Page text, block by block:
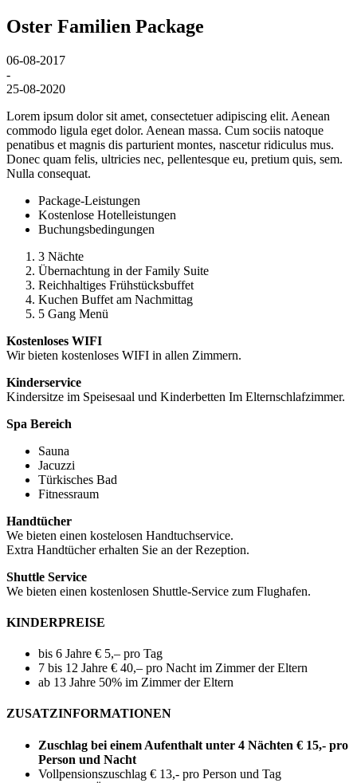
Oster Familien Package
06-08-2017
-
25-08-2020
Lorem ipsum dolor sit amet, consectetuer adipiscing elit. Aenean
commodo ligula eget dolor. Aenean massa. Cum sociis natoque
penatibus et magnis dis parturient montes, nascetur ridiculus mus.
Donec quam felis, ultricies nec, pellentesque eu, pretium quis, sem.
Nulla consequat.
Package-Leistungen
Kostenlose Hotelleistungen
Buchungsbedingungen
3 Nächte
Übernachtung in der Family Suite
Reichhaltiges Frühstücksbuffet
Kuchen Buffet am Nachmittag
5 Gang Menü
Kostenloses WIFI
Wir bieten kostenloses WIFI in allen Zimmern.
Kinderservice
Kindersitze im Speisesaal und Kinderbetten Im Elternschlafzimmer.
Spa Bereich
Sauna
Jacuzzi
Türkisches Bad
Fitnessraum
Handtücher
We bieten einen kostelosen Handtuchservice.
Extra Handtücher erhalten Sie an der Rezeption.
Shuttle Service
We bieten einen kostenlosen Shuttle-Service zum Flughafen.
KINDERPREISE
bis 6 Jahre € 5,– pro Tag
7 bis 12 Jahre € 40,– pro Nacht im Zimmer der Eltern
ab 13 Jahre 50% im Zimmer der Eltern
ZUSATZINFORMATIONEN
Zuschlag bei einem Aufenthalt unter 4 Nächten € 15,- pro
Person und Nacht
Vollpensionszuschlag € 13,- pro Person und Tag